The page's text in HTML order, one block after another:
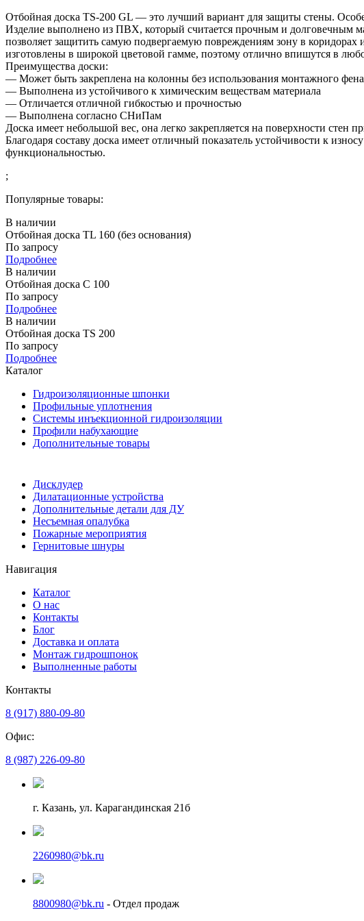
Отбойная доска TS-200 GL — это лучший вариант для защиты стены.
Изделие выполнено из ПВХ, который считается прочным и
позволяет защитить самую подвергаемую повреждениям зону в
изготовлены в широкой цветовой гамме, поэтому отлично впишутся в
Преимущества доски:
— Может быть закреплена на колонны без использования монтажного фена
— Выполнена из устойчивого к химическим веществам материала
— Отличается отличной гибкостью и прочностью
— Выполнена согласно СНиПам
Доска имеет небольшой вес, она легко закрепляется на поверхности
Благодаря составу доска имеет отличный показатель устойчивости к
функциональностью.
;
Популярные товары:
В наличии
Отбойная доска TL 160 (без основания)
По запросу
Подробнее
В наличии
Отбойная доска C 100
По запросу
Подробнее
В наличии
Отбойная доска TS 200
По запросу
Подробнее
Каталог
Гидроизоляционные шпонки
Профильные уплотнения
Системы инъекционной гидроизоляции
Профили набухающие
Дополнительные товары
Дисклудер
Дилатационные устройства
Дополнительные детали для ДУ
Несъемная опалубка
Пожарные мероприятия
Гернитовые шнуры
Навигация
Каталог
О нас
Контакты
Блог
Доставка и оплата
Монтаж гидрошпонок
Выполненные работы
Контакты
8 (917) 880-09-80
Офис:
8 (987) 226-09-80
г. Казань, ул. Карагандинская 21б
2260980@bk.ru
8800980@bk.ru - Отдел продаж